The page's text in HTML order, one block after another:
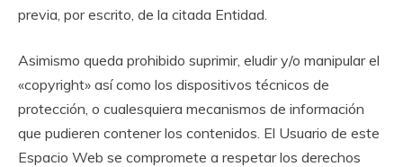
previa, por escrito, de la citada Entidad.
Asimismo queda prohibido suprimir, eludir y/o manipular el
«copyright» así como los dispositivos técnicos de
protección, o cualesquiera mecanismos de información
que pudieren contener los contenidos. El Usuario de este
Espacio Web se compromete a respetar los derechos